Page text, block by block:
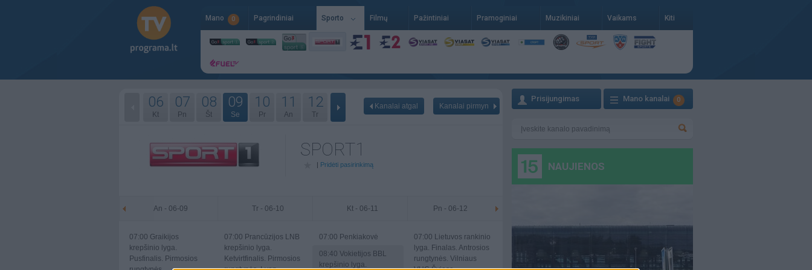
Mano 0 Pagrindiniai Sporto Filmų Pažintiniai Pramoginiai Muzikiniai Vaikams Kiti
06
Kt
07
Pn
08
Št
09
Se
10
Pr
11
An
12
Tr
Kanalai atgal Kanalai pirmyn
SPORT1
| Pridėti pasirinkimą
An - 06-09
07:00 Graikijos
krepšinio lyga.
Pusfinalis. Pirmosios
Tr - 06-10
07:00 Prancūzijos LNB
krepšinio lyga.
Ketvirtfinalis. Pirmosios
Kt - 06-11
07:00 Penkiakovė
08:40 Vokietijos BBL
krepšinio lyga.
Pn - 06-12
07:00 Lietuvos rankinio
lyga. Finalas. Antrosios
rungtynės. Vilniaus
Prisijungimas Mano kanalai 0